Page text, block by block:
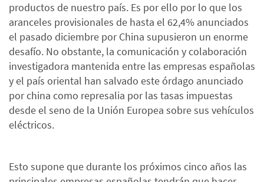
productos de nuestro país. Es por ello por lo que los
aranceles provisionales de hasta el 62,4% anunciados
el pasado diciembre por China supusieron un enorme
desafío. No obstante, la comunicación y colaboración
investigadora mantenida entre las empresas españolas
y el país oriental han salvado este órdago anunciado
por china como represalia por las tasas impuestas
desde el seno de la Unión Europea sobre sus vehículos
eléctricos.
Esto supone que durante los próximos cinco años las